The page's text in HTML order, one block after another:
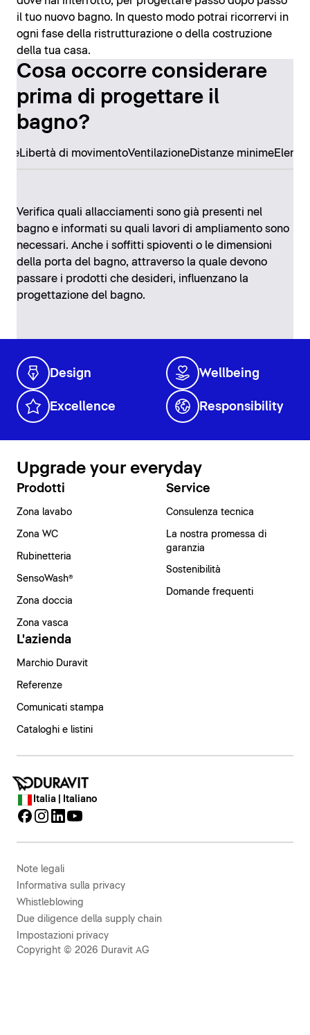
il tuo nuovo bagno. In questo modo potrai ricorrervi in
ogni fase della ristrutturazione o della costruzione
della tua casa.
Cosa occorre considerare
prima di progettare il
bagno?
Libertà di movimentoVentilazioneDistanze minime
Verifica quali allacciamenti sono già presenti nel
bagno e informati su quali lavori di ampliamento sono
necessari. Anche i soffitti spioventi o le dimensioni
della porta del bagno, attraverso la quale devono
passare i prodotti che desideri, influenzano la
progettazione del bagno.
Design Wellbeing
Excellence Responsibility
Upgrade your everyday
Prodotti
Zona lavabo
Zona WC
Rubinetteria
SensoWash®
Zona doccia
Zona vasca
Service
Consulenza tecnica
La nostra promessa di
garanzia
Sostenibilità
Domande frequenti
L'azienda
Marchio Duravit
Referenze
Comunicati stampa
Cataloghi e listini
Italia | Italiano
Note legali
Informativa sulla privacy
Whistleblowing
Due diligence della supply chain
Impostazioni privacy
Copyright © 2026 Duravit AG